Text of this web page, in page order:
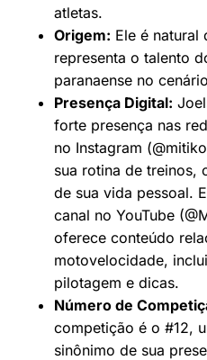
atletas.
Origem: Ele é natural
representa o talento
paranaense no
Presença Digital:
forte presença nas
no Instagram
sua rotina de treinos,
de sua vida pessoal.
canal no YouTube
oferece conteúdo
motovelocidade,
pilotagem e dicas.
Número de
competição é o #12,
sinônimo de sua